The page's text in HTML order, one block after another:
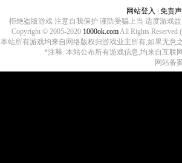
网站登入
免责
拒绝盗版游戏 注意自我保护 谨防受骗上当 适度游戏
Copyright © 2005-2020 1000ok.comAll Rights
本站所有游戏均来自网络版权归游戏业主所有,如果无意
*注释: 本站公布所有游戏信息,均来自互联
网站备